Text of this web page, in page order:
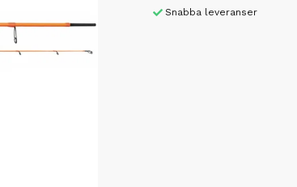
Snabba leveranser